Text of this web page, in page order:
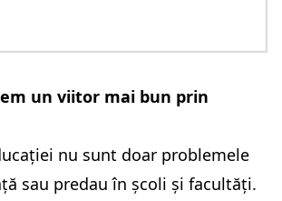
un viitor mai bun prin
nu sunt doar problemele
sau predau în școli și facultăți.